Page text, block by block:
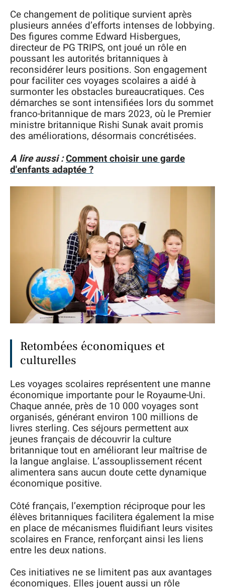
Ce changement de politique survient après
plusieurs années d’efforts intenses de lobbying.
Des figures comme Edward Hisbergues,
directeur de PG TRIPS, ont joué un rôle en
poussant les autorités britanniques à
reconsidérer leurs positions. Son engagement
pour faciliter ces voyages scolaires a aidé à
surmonter les obstacles bureaucratiques. Ces
démarches se sont intensifiées lors du sommet
franco-britannique de mars 2023, où le Premier
ministre britannique Rishi Sunak avait promis
des améliorations, désormais concrétisées.
A lire aussi :Comment choisir une garde
d'enfants adaptée ?
Retombées économiques et
culturelles
Les voyages scolaires représentent une manne
économique importante pour le Royaume-Uni.
Chaque année, près de 10 000 voyages sont
organisés, générant environ 100 millions de
livres sterling. Ces séjours permettent aux
jeunes français de découvrir la culture
britannique tout en améliorant leur maîtrise de
la langue anglaise. L’assouplissement récent
alimentera sans aucun doute cette dynamique
économique positive.
Côté français, l’exemption réciproque pour les
élèves britanniques facilitera également la mise
en place de mécanismes fluidifiant leurs visites
scolaires en France, renforçant ainsi les liens
entre les deux nations.
Ces initiatives ne se limitent pas aux avantages
économiques. Elles jouent aussi un rôle